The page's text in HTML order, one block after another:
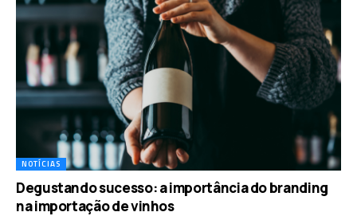
NOTÍCIAS
Degustando sucesso: a importância do branding
na importação de vinhos